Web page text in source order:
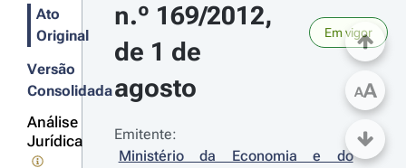
Ato
Original
Versão
Consolidada
Análise
Jurídica
n.º 169/2012,
de 1 de
agosto
Em vigor
Emitente:
Ministério da Economia e do
AA